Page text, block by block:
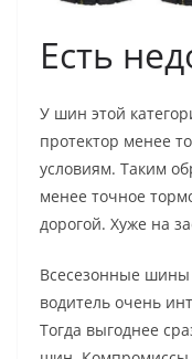
Есть
У шин этой
протектор менее
условиям. Таким
менее точное
дорогой. Хуже на
Всесезонные шины
водитель очень
Тогда выгоднее